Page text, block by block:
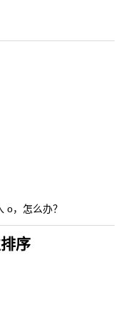
o，怎么办？
序